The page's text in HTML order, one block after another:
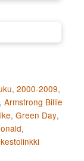
,2000-2009,
,Armstrong Billie
,Green Day,
,
kestolinkki